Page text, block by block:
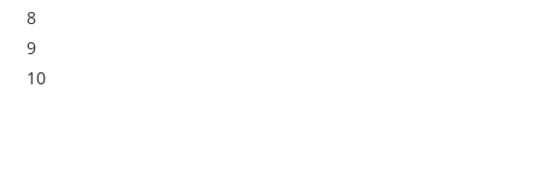
8
9
10